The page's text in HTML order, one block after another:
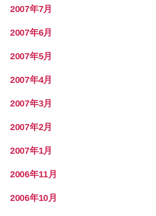
2007年7月
2007年6月
2007年5月
2007年4月
2007年3月
2007年2月
2007年1月
2006年11月
2006年10月